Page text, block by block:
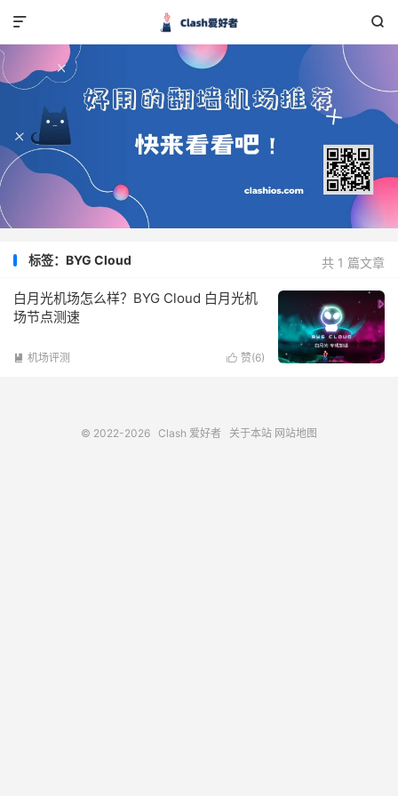


共 1 篇文章
标签：BYG Cloud
白月光机场怎么样？BYG Cloud 白月光机
场节点测速
 赞(6)
 机场评测
© 2022-2026 Clash 爱好者 关于本站 网站地图